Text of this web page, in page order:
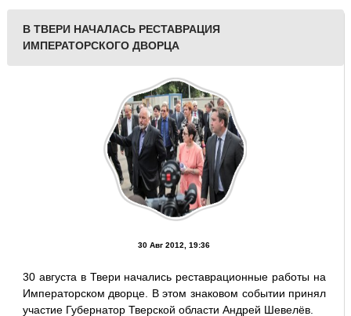
В ТВЕРИ НАЧАЛАСЬ РЕСТАВРАЦИЯ
ИМПЕРАТОРСКОГО ДВОРЦА
30 Авг 2012, 19:36
30 августа в Твери начались реставрационные работы на
Императорском дворце. В этом знаковом событии принял
участие Губернатор Тверской области Андрей Шевелёв.